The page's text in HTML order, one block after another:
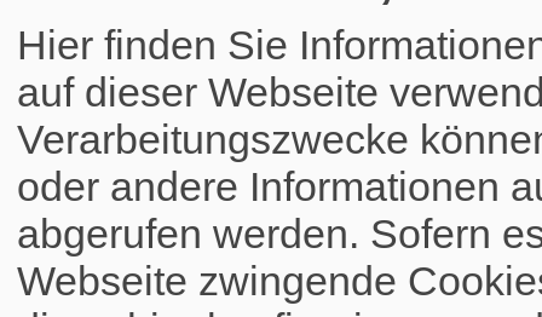
Hier finden Sie
auf dieser Webseite
Verarbeitungszwecke
oder andere Informationen
abgerufen werden. Sofern
Webseite zwingende